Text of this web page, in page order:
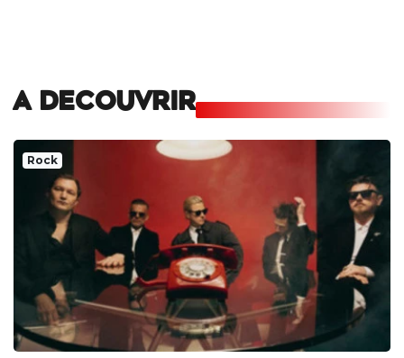
A DECOUVRIR
Rock